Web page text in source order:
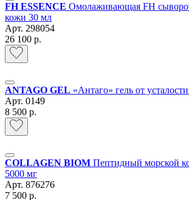
FH ESSENCE Омолаживающая FH
кожи 30 мл
Арт. 298054
26 100 р.
ANTAGO GEL «Антаго» гель от
Арт. 0149
8 500 р.
COLLAGEN BIOM Пептидный морской
5000 мг
Арт. 876276
7 500 р.